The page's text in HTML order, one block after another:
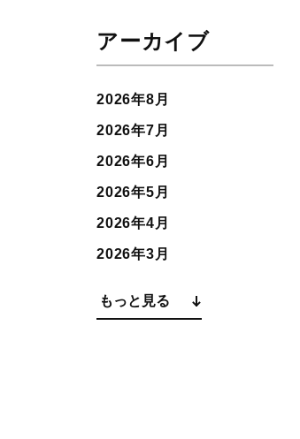
アーカイブ
2026年8月
2026年7月
2026年6月
2026年5月
2026年4月
2026年3月
もっと見る